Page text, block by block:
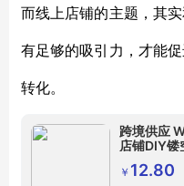
而线上店铺的主题，其
有足够的吸引力，才能
转化。
跨境供应
店铺DIY镂
￥ 12.80